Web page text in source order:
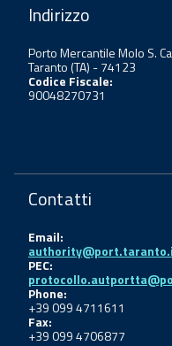
Indirizzo
Porto Mercantile Molo S.
Taranto (TA) - 74123
Codice Fiscale:
90048270731
Contatti
Email:
PEC:
Phone:
+39 099 4711611
Fax:
+39 099 4706877